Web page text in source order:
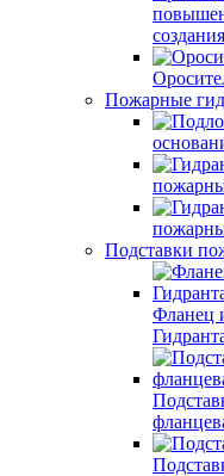
Пожарные
Подставки
Фланец